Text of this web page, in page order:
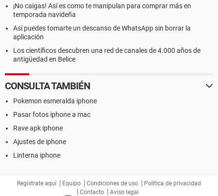
¡No caigas! Así es como te manipulan para comprar más en
temporada navideña
Así puedes tomarte un descanso de WhatsApp sin borrar la
aplicación
Los científicos descubren una red de canales de 4.000 años de
antigüedad en Belice
CONSULTA TAMBIÉN
Pokemon esmeralda iphone
Pasar fotos iphone a mac
Rave apk iphone
Ajustes de iphone
Linterna iphone
Regístrate aquí Equipo Condiciones de uso
Política de privacidad
Contacto
Aviso legal